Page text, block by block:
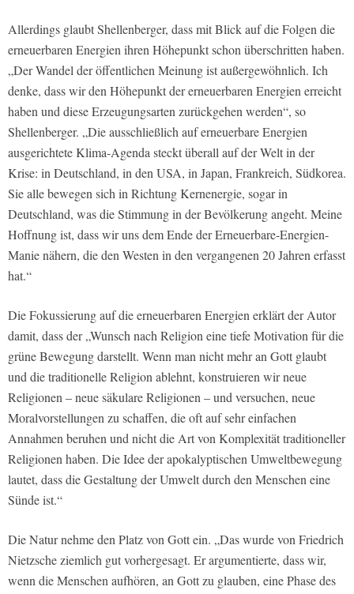
Allerdings glaubt Shellenberger, dass mit Blick auf die Folgen die
erneuerbaren Energien ihren Höhepunkt schon überschritten haben.
„Der Wandel der öffentlichen Meinung ist außergewöhnlich. Ich
denke, dass wir den Höhepunkt der erneuerbaren Energien erreicht
haben und diese Erzeugungsarten zurückgehen werden“, so
Shellenberger. „Die ausschließlich auf erneuerbare Energien
ausgerichtete Klima­-Agenda steckt überall auf der Welt in der
Krise: in Deutschland, in den USA, in Japan, Frankreich, Südkorea.
Sie alle bewegen sich in Richtung Kernenergie, sogar in
Deutschland, was die Stimmung in der Bevölkerung angeht. Meine
Hoffnung ist, dass wir uns dem Ende der Erneuerbare­-Energien­-
Manie nähern, die den Westen in den vergangenen 20 Jahren erfasst
hat.“
Die Fokussierung auf die erneuerbaren Energien erklärt der Autor
damit, dass der „Wunsch nach Religion eine tiefe Motivation für die
grüne Bewegung darstellt. Wenn man nicht mehr an Gott glaubt
und die traditionelle Religion ablehnt, konstruieren wir neue
Religionen – neue säkulare Religionen – und versuchen, neue
Moralvorstellungen zu schaffen, die oft auf sehr einfachen
Annahmen beruhen und nicht die Art von Komplexität traditioneller
Religionen haben. Die Idee der apokalyptischen Umweltbewegung
lautet, dass die Gestaltung der Umwelt durch den Menschen eine
Sünde ist.“
Die Natur nehme den Platz von Gott ein. „Das wurde von Friedrich
Nietzsche ziemlich gut vorhergesagt. Er argumentierte, dass wir,
wenn die Menschen aufhören, an Gott zu glauben, eine Phase des